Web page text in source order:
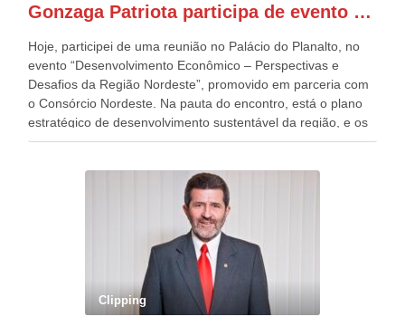
Patriota.
Gonzaga Patriota participa de evento em prol do desenvolvimento do Nordeste
Hoje, participei de uma reunião no Palácio do Planalto, no
evento “Desenvolvimento Econômico – Perspectivas e
Desafios da Região Nordeste”, promovido em parceria com
o Consórcio Nordeste. Na pauta do encontro, está o plano
estratégico de desenvolvimento sustentável da região, e os
desafios para a elaboração de políticas públicas, que
evento contou com a presença do Vice-presidente Geraldo
Alckmin, que também ocupa o Ministério do
Desenvolvimento, Indústria, Comércio e Serviços, o ex
governador de Pernambuco, agora Presidente do Banco do
Nordeste, Paulo Câmara, o ex Deputado Federal, e
atualmente Superintendente da SUDENE, Danilo Cabral, da
Governadora de Pernambuco, Raquel Lyra, os ministros da
Casa Civil, Rui Costa, e da Integração e do Desenvolvimento
Clipping